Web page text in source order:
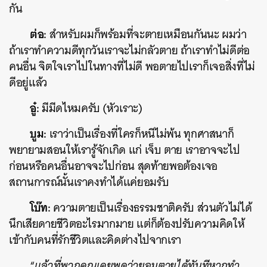
กัน
ต่อ:สำหรับผมก็พร้อมที่จะตายเหมือนกันนะ ผมว่า
ถ้าเราทำความดีทุกวันเราจะไม่กลัวตาย ถ้าเราทำไม่ดีต่อ
คนอื่น จิตใจเราไปในทางที่ไม่ดี พอตายไปเราก็เจอสิ่งที่ไม่
ดีอยู่แล้ว
อู๋:มีมีดไหมครับ (หัวเราะ)
บูม: เราว่าเป็นเรื่องที่ใครก็หนีไม่พ้น ทุกศาสนาก็
พยายามสอนให้เรารู้จักเกิด แก่ เจ็บ ตาย เราอาจจะไป
ก่อนหรือคนอื่นอาจจะไปก่อน สุดท้ายพอต้องเจอ
สถานการณ์นั้นเราคงทำได้แค่ยอมรับ
โบ๊ท:ความตายเป็นเรื่องธรรมชาติครับ ส่วนตัวไม่ได้
นึกเสียดายชีวิตอะไรมากมาย แต่ก็ต้องปรับความคิดให้
เข้ากับคนที่รักชีวิตและคิดต่างไปจากเรา